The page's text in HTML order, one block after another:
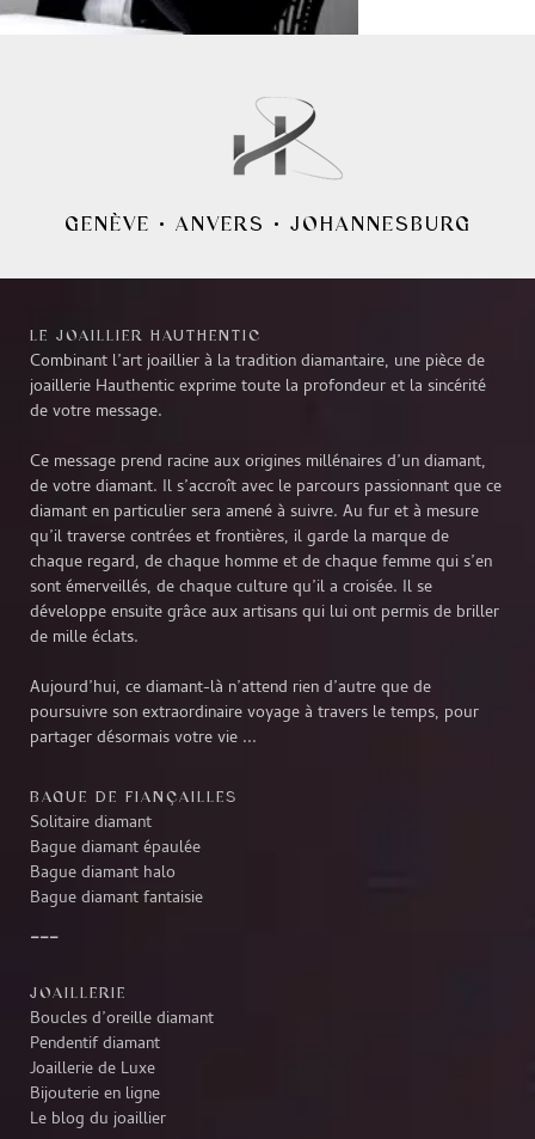
GENÈVE • ANVERS • JOHANNESBURG
LE JOAILLIER HAUTHENTIC
Combinant l’art joaillier à la tradition diamantaire, une pièce de
joaillerie Hauthentic exprime toute la profondeur et la sincérité
de votre message.
Ce message prend racine aux origines millénaires d’un diamant,
de votre diamant. Il s’accroît avec le parcours passionnant que ce
diamant en particulier sera amené à suivre. Au fur et à mesure
qu’il traverse contrées et frontières, il garde la marque de
chaque regard, de chaque homme et de chaque femme qui s’en
sont émerveillés, de chaque culture qu’il a croisée. Il se
développe ensuite grâce aux artisans qui lui ont permis de briller
de mille éclats.
Aujourd’hui, ce diamant-là n’attend rien d’autre que de
poursuivre son extraordinaire voyage à travers le temps, pour
partager désormais votre vie ...
BAGUE DE FIANÇAILLES
Solitaire diamant
Bague diamant épaulée
Bague diamant halo
Bague diamant fantaisie
JOAILLERIE
Boucles d’oreille diamant
Pendentif diamant
Joaillerie de Luxe
Bijouterie en ligne
Le blog du joaillier